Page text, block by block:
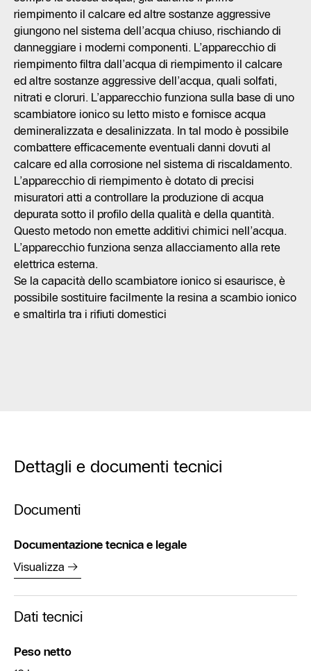
riempimento il calcare ed altre sostanze aggressive
giungono nel sistema dell’acqua chiuso, rischiando di
danneggiare i moderni componenti. L’apparecchio di
riempimento filtra dall’acqua di riempimento il calcare
ed altre sostanze aggressive dell’acqua, quali solfati,
nitrati e cloruri. L’apparecchio funziona sulla base di uno
scambiatore ionico su letto misto e fornisce acqua
demineralizzata e desalinizzata. In tal modo è possibile
combattere efficacemente eventuali danni dovuti al
calcare ed alla corrosione nel sistema di riscaldamento.
L’apparecchio di riempimento è dotato di precisi
misuratori atti a controllare la produzione di acqua
depurata sotto il profilo della qualità e della quantità.
Questo metodo non emette additivi chimici nell’acqua.
L’apparecchio funziona senza allacciamento alla rete
elettrica esterna.
Se la capacità dello scambiatore ionico si esaurisce, è
possibile sostituire facilmente la resina a scambio ionico
e smaltirla tra i rifiuti domestici
Dettagli e documenti tecnici
Documenti
Documentazione tecnica e legale
Visualizza
Dati tecnici
Peso netto